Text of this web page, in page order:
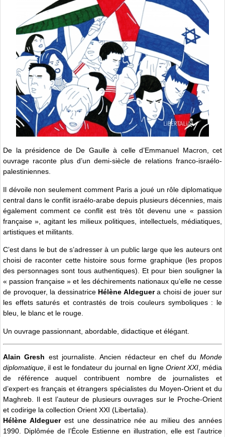
De la présidence de De Gaulle à celle d’Emmanuel Macron, cet
ouvrage raconte plus d’un demi-siècle de relations franco-israélo-
palestiniennes.
Il dévoile non seulement comment Paris a joué un rôle diplomatique
central dans le conflit israélo-arabe depuis plusieurs décennies, mais
également comment ce conflit est très tôt devenu une « passion
française », agitant les milieux politiques, intellectuels, médiatiques,
artistiques et militants.
C’est dans le but de s’adresser à un public large que les auteurs ont
choisi de raconter cette histoire sous forme graphique (les propos
des personnages sont tous authentiques). Et pour bien souligner la
« passion française » et les déchirements nationaux qu’elle ne cesse
de provoquer, la dessinatrice Hélène Aldeguera choisi de jouer sur
les effets saturés et contrastés de trois couleurs symboliques : le
bleu, le blanc et le rouge.
Un ouvrage passionnant, abordable, didactique et élégant.
Alain Gresh est journaliste. Ancien rédacteur en chef duMonde
diplomatique, il est le fondateur du journal en ligne Orient XXI, média
de référence auquel contribuent nombre de journalistes et
d’expert·es français et étrangers spécialistes du Moyen‑Orient et du
Maghreb. Il est l’auteur de plusieurs ouvrages sur le Proche-Orient
et codirige la collection Orient XXI (Libertalia).
Hélène Aldeguerest une dessinatrice née au milieu des années
1990. Diplômée de l’École Estienne en illustration, elle est l’autrice